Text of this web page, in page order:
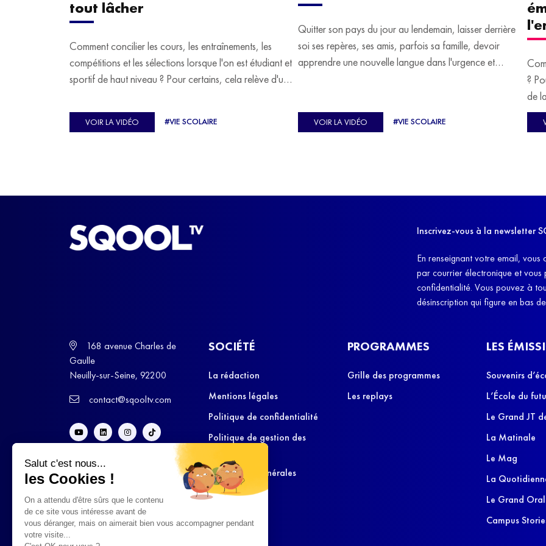
Salut c'est nous...
les Cookies !
On a attendu d'être sûrs que le contenu
de ce site vous intéresse avant de
vous déranger, mais on aimerait bien vous accompagner pendant
votre visite...
tout lâcher
Comment concilier les cours, les entraînements, les
compétitions et les sélections lorsque l'on est étudiant et
sportif de haut niveau ? Pour certains, cela relève d'un
Ulysse Soriano, vice-champion d'Europe de Horse-
ball, qui a failli abandonner ses études avant de
VOIR LA VIDÉO #VIE SCOLAIRE
Quitter son pays du jour au lendemain, laisser derrière
soi ses repères, ses amis, parfois sa famille, devoir
apprendre une nouvelle langue dans l'urgence et
C'est l'histoire de nombreux réfugiés, et notamment
celle de Lisa Machukha, que nous vous proposons de
VOIR LA VIDÉO #VIE SCOLAIRE
?
de
Inscrivez-vous à la newsletter
En renseignant votre email,
par courrier électronique et
confidentialité. Vous pouvez à
désinscription qui figure en bas
168 avenue Charles de
Gaulle
Neuilly-sur-Seine, 92200
contact@sqooltv.com
SOCIÉTÉ
La rédaction
Mentions légales
Politique de confidentialité
Politique de gestion des
Conditions Générales
d’Utilisation
PROGRAMMES
Grille des programmes
Les replays
LES
Souvenirs
L’École du
Le Grand JT
La Matinale
Le Mag
La
Le Grand Oral
Campus